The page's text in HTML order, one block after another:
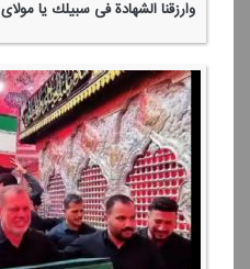
وارزقنا الشهادة فی سبیلك یا مولای